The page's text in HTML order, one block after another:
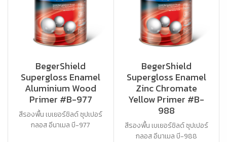
BegerShield
Supergloss Enamel
Aluminium Wood
Primer #B-977
สีรองพื้น เบเยอร์ชิลด์ ซุปเปอร์
กลอส อีนาเมล บี-977
BegerShield
Supergloss Enamel
Zinc Chromate
Yellow Primer #B-
988
สีรองพื้น เบเยอร์ชิลด์ ซุปเปอร์
กลอส อีนาเมล บี-988